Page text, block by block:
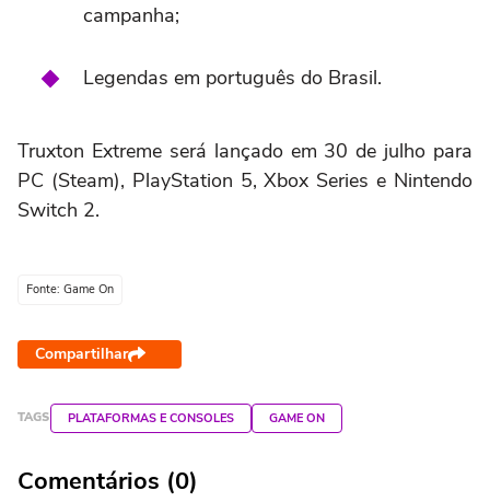
campanha;
Legendas em português do Brasil.
Truxton Extreme será lançado em 30 de julho para
PC (Steam), PlayStation 5, Xbox Series e Nintendo
Switch 2.
Fonte: Game On
Compartilhar
TAGS PLATAFORMAS E CONSOLES GAME ON
Comentários (0)